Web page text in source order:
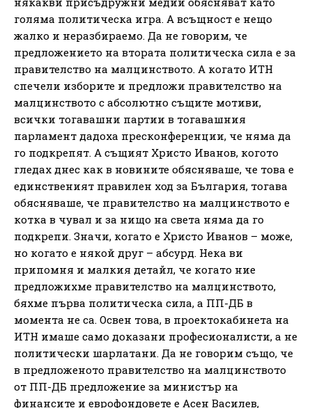
голяма политическа игра. А всъщност е нещо
жалко и неразбираемо. Да не говорим, че
предложението на втората политическа сила е за
правителство на малцинството. А когато ИТН
спечели изборите и предложи правителство на
малцинството с абсолютно същите мотиви,
всички тогавашни партии в тогавашния
парламент дадоха пресконференции, че няма да
го подкрепят. А същият Христо Иванов, когото
гледах днес как в новините обясняваше, че това е
единственият правилен ход за България, тогава
обясняваше, че правителство на малцинството е
котка в чувал и за нищо на света няма да го
подкрепи. Значи, когато е Христо Иванов – може,
но когато е някой друг – абсурд. Нека ви
припомня и малкия детайл, че когато ние
предложихме правителство на малцинството,
бяхме първа политическа сила, а ПП-ДБ в
момента не са. Освен това, в проектокабинета на
ИТН имаше само доказани професионалисти, а не
политически шарлатани. Да не говорим също, че
в предложеното правителство на малцинството
от ПП-ДБ предложение за министър на
финансите и еврофондовете е Асен Василев,